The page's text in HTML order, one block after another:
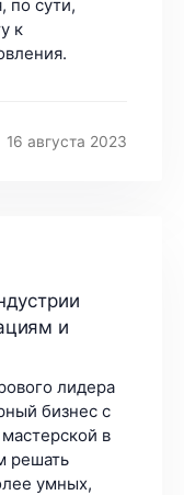
16 августа 2023
и
лидера
бизнес с
в
решать
умных,